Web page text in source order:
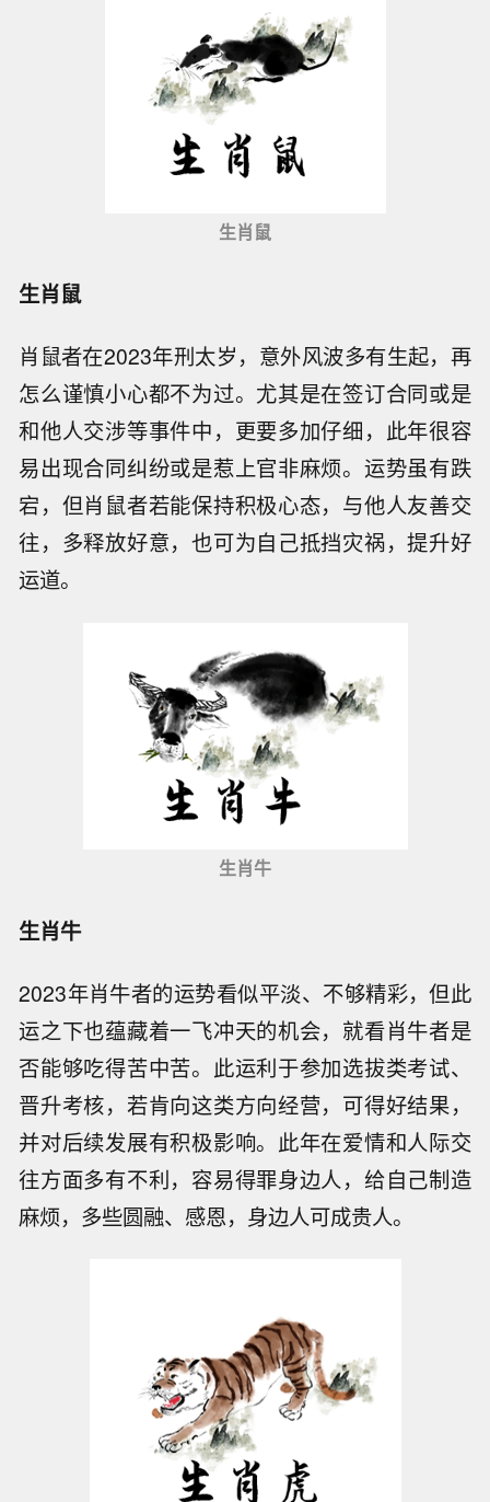
生肖鼠
生肖鼠
肖鼠者在2023年刑太岁，意外风波多有生起，再
怎么谨慎小心都不为过。尤其是在签订合同或是
和他人交涉等事件中，更要多加仔细，此年很容
易出现合同纠纷或是惹上官非麻烦。运势虽有跌
宕，但肖鼠者若能保持积极心态，与他人友善交
往，多释放好意，也可为自己抵挡灾祸，提升好
运道。
生肖牛
生肖牛
2023年肖牛者的运势看似平淡、不够精彩，但此
运之下也蕴藏着一飞冲天的机会，就看肖牛者是
否能够吃得苦中苦。此运利于参加选拔类考试、
晋升考核，若肯向这类方向经营，可得好结果，
并对后续发展有积极影响。此年在爱情和人际交
往方面多有不利，容易得罪身边人，给自己制造
麻烦，多些圆融、感恩，身边人可成贵人。